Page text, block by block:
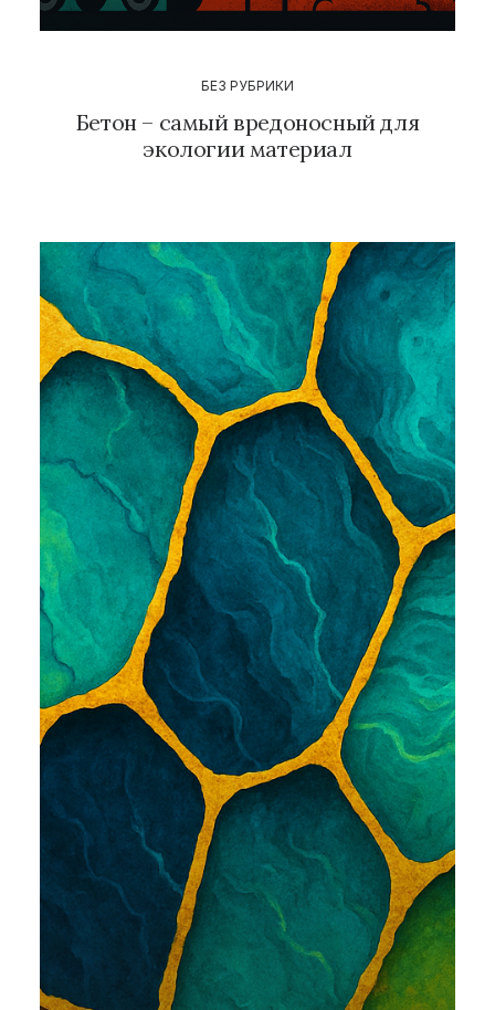
БЕЗ РУБРИКИ
Бетон – самый вредоносный для
экологии материал